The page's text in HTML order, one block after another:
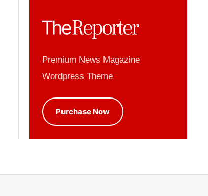
Premium News Magazine
Wordpress Theme
Purchase Now